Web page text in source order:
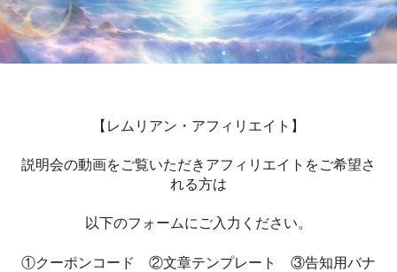
【レムリアン・アフィリエイト】
説明会の動画をご覧いただきアフィリエイトをご希望さ
れる方は
以下のフォームにご入力ください。
①クーポンコード ②文章テンプレート ③告知用バナ